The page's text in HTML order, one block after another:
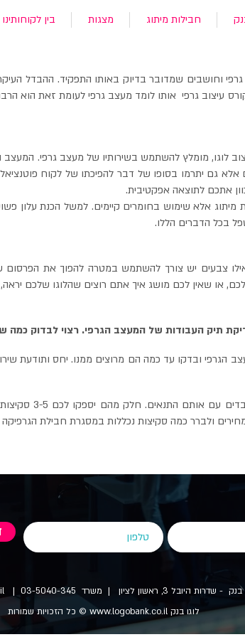
חבילות מיתוג מצגות בין לקוחותינו
וחושבים שמדובר בדיוק באותו התפקיד. ההבדל
עיצוב גרפי אותו לומד מעצב גרפי לעומת זאת הוא הרבה
מומלץ להשתמש בשירותיו של מעצב גרפי. המעצב
אלא גם יתרמו בסופו של דבר להפיכתו של לקוח
אתכם לתוצאה אפקטיבית.
אלא שימוש בחומרים קיימים. למשל הכנת עלון
בכל הדברים הללו.
צבעים יש צורך להשתמש במטרה להפוך את
או שאין לכם מושג איך אתם רוצים שהלוגו שלכם יראה,
תיק העבודות של המעצב הגרפי. רצוי לבדוק כמה
ובדקו עד כמה הם מרוצים ממנו. יחס ותודעת
סקיצות
ולברר כמה סקיצות נכללות במסגרת חבילת
היובל 3, ראשון לציון | משרד 03-5040-345 |
לוגו בנק www.logobank.co.il © כל הזכויות שמורות